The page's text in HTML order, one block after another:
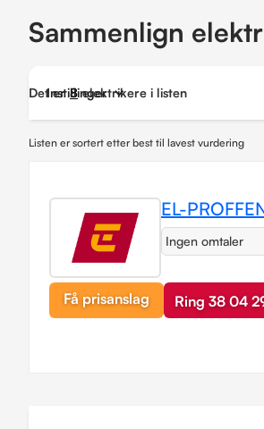
Sammenlign
Det er 8 elektrikere i listen
Instillinger
Listen er sortert etter best til lavest vurdering
EL-
Ingen omtaler
Få prisanslag Ring 38 04